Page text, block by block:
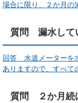
場合に限り、２か月の
質問 漏水して
回答 水道メーターを
ありますので、すべて
質問 ２か月続